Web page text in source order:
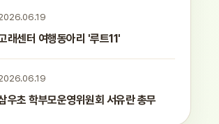
래센터 여행동아리 '루트11'
우초 학부모운영위원회 서유란 총무